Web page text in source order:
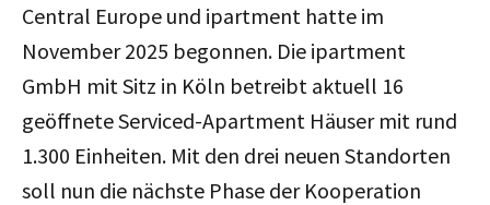
Central Europe und ipartment hatte im
November 2025 begonnen. Die ipartment
GmbH mit Sitz in Köln betreibt aktuell 16
geöffnete Serviced-Apartment Häuser mit rund
1.300 Einheiten. Mit den drei neuen Standorten
soll nun die nächste Phase der Kooperation